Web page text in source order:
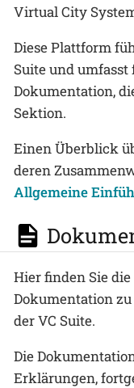
Virtual City
Diese Plattform
Suite und umfasst
Dokumentation,
Sektion.
Einen Überblick
deren
Allgemeine
Hier finden Sie
Dokumentation
der VC Suite.
Die
Erklärungen,